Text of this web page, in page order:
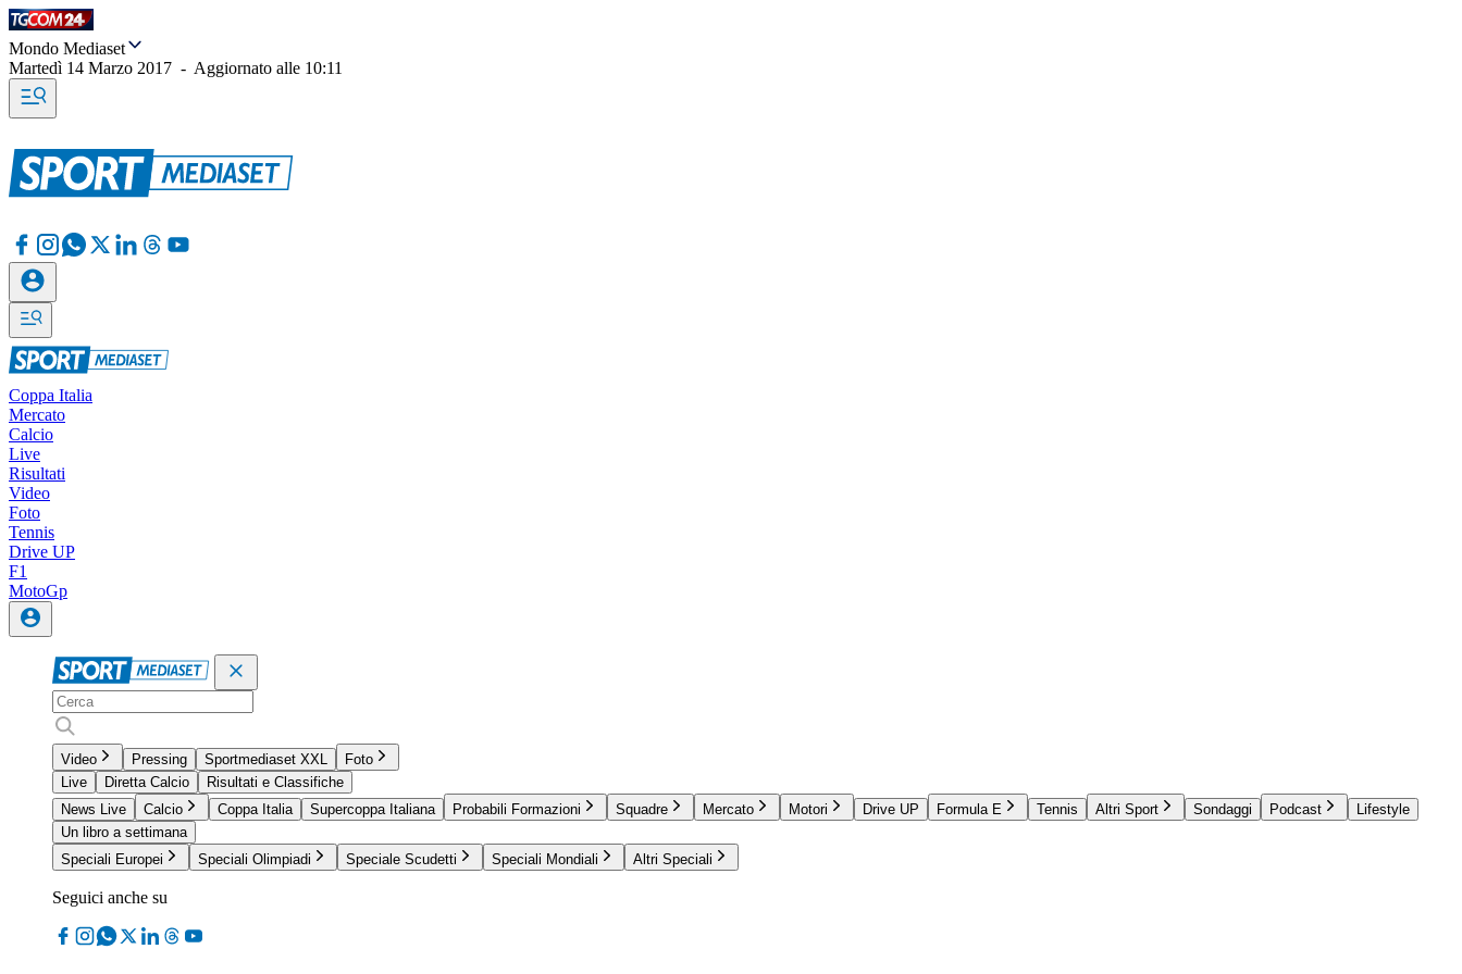
Mondo Mediaset
Martedì 14 Marzo 2017 - Aggiornato alle 10:11
Coppa Italia
Mercato
Calcio
Live
Risultati
Video
Foto
Tennis
Drive UP
F1
MotoGp
Video Pressing Sportmediaset XXL
Foto
Live
Diretta Calcio
Risultati e Classifiche
News Live
Calcio Coppa Italia Supercoppa Italiana Probabili Formazioni Squadre Mercato Motori Drive UP Formula E Tennis Altri Sport Sondaggi Podcast
Lifestyle
Un libro a settimana
Speciali Europei
Speciali Olimpiadi Speciale Scudetti Speciali Mondiali Altri Speciali
Seguici anche su